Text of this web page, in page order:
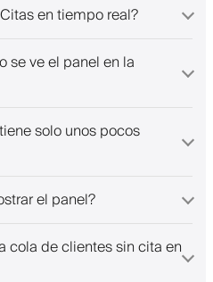
en tiempo real?
se ve el panel en la
solo unos pocos
el panel?
cola de clientes sin cita en